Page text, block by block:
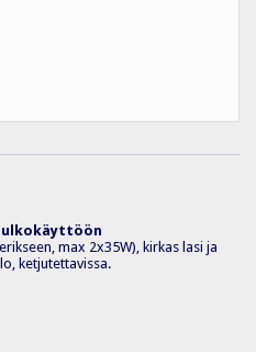
ulkokäyttöön
max 2x35W), kirkas lasi ja
ketjutettavissa.